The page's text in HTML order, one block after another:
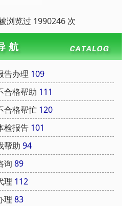
浏览过 1990246 次
告办理 109
合格帮助 111
合格帮忙 120
检报告 101
帮助 94
询 89
理 112
理 83